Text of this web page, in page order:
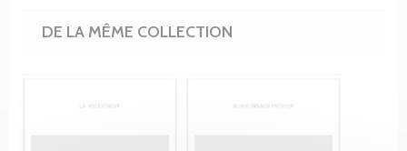
DE LA MÊME COLLECTION